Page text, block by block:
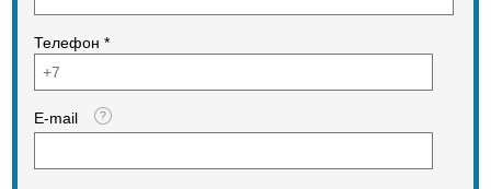
Телефон *
E-mail